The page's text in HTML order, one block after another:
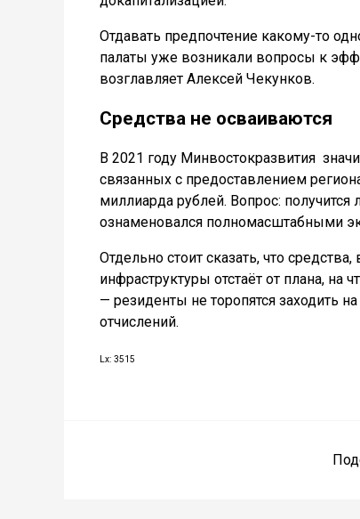
Отдавать предпочтение какому-то
палаты уже возникали вопросы к
возглавляет Алексей Чекунков.
Средства не осваиваются
В 2021 году Минвостокразвития
связанных с предоставлением
миллиарда рублей. Вопрос:
ознаменовался полномасштабными
Отдельно стоит сказать, что
инфраструктуры отстаёт от плана, на
— резиденты не торопятся заходить
отчислений.
Lx: 3515